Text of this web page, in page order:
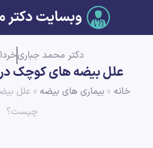
وبسایت دکتر
دکتر محمد جباریخرداد
علل بیضه های کوچک
خانه »بیماری های بیضه »علل
چیست؟